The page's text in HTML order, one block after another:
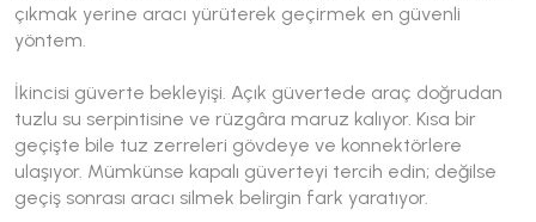
çıkmak yerine aracı yürüterek geçirmek en güvenli
yöntem.
İkincisi güverte bekleyişi. Açık güvertede araç doğrudan
tuzlu su serpintisine ve rüzgâra maruz kalıyor. Kısa bir
geçişte bile tuz zerreleri gövdeye ve konnektörlere
ulaşıyor. Mümkünse kapalı güverteyi tercih edin; değilse
geçiş sonrası aracı silmek belirgin fark yaratıyor.